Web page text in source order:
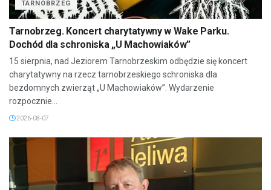
TARNOBRZEG
Tarnobrzeg. Koncert charytatywny w Wake Parku.
Dochód dla schroniska „U Machowiaków”
15 sierpnia, nad Jeziorem Tarnobrzeskim odbędzie się koncert
charytatywny na rzecz tarnobrzeskiego schroniska dla
bezdomnych zwierząt „U Machowiaków”. Wydarzenie
rozpocznie...
2026-08-07